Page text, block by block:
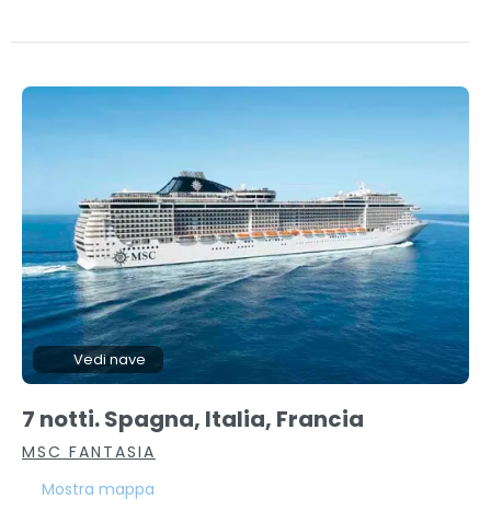
Vedi nave
7 notti. Spagna, Italia, Francia
MSC FANTASIA
Mostra mappa